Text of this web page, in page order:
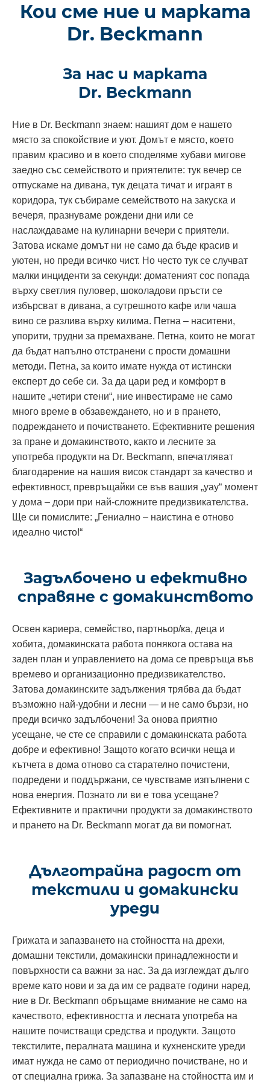
Кои сме ние и марката
Dr. Beckmann
За нас и марката
Dr. Beckmann
Ние в Dr. Beckmann знаем: нашият дом е нашето
място за спокойствие и уют. Домът е място, което
правим красиво и в което споделяме хубави мигове
заедно със семейството и приятелите: тук вечер се
отпускаме на дивана, тук децата тичат и играят в
коридора, тук събираме семейството на закуска и
вечеря, празнуваме рождени дни или се
наслаждаваме на кулинарни вечери с приятели.
Затова искаме домът ни не само да бъде красив и
уютен, но преди всичко чист. Но често тук се случват
малки инциденти за секунди: доматеният сос попада
върху светлия пуловер, шоколадови пръсти се
избърсват в дивана, а сутрешното кафе или чаша
вино се разлива върху килима. Петна – наситени,
упорити, трудни за премахване. Петна, които не могат
да бъдат напълно отстранени с прости домашни
методи. Петна, за които имате нужда от истински
експерт до себе си. За да цари ред и комфорт в
нашите „четири стени“, ние инвестираме не само
много време в обзавеждането, но и в прането,
подреждането и почистването. Ефективните решения
за пране и домакинството, както и лесните за
употреба продукти на Dr. Beckmann, впечатляват
благодарение на нашия висок стандарт за качество и
ефективност, превръщайки се във вашия „уау“ момент
у дома – дори при най‑сложните предизвикателства.
Ще си помислите: „Гениално – наистина е отново
идеално чисто!“
Задълбочено и ефективно
справяне с домакинството
Освен кариера, семейство, партньор/ка, деца и
хобита, домакинската работа понякога остава на
заден план и управлението на дома се превръща във
времево и организационно предизвикателство.
Затова домакинските задължения трябва да бъдат
възможно най‑удобни и лесни — и не само бързи, но
преди всичко задълбочени! За онова приятно
усещане, че сте се справили с домакинската работа
добре и ефективно! Защото когато всички неща и
кътчета в дома отново са старателно почистени,
подредени и поддържани, се чувстваме изпълнени с
нова енергия. Познато ли ви е това усещане?
Ефективните и практични продукти за домакинството
и прането на Dr. Beckmann могат да ви помогнат.
Дълготрайна радост от
текстили и домакински
уреди
Грижата и запазването на стойността на дрехи,
домашни текстили, домакински принадлежности и
повърхности са важни за нас. За да изглеждат дълго
време като нови и за да им се радвате години наред,
ние в Dr. Beckmann обръщаме внимание не само на
качеството, ефективността и лесната употреба на
нашите почистващи средства и продукти. Защото
текстилите, пералната машина и кухненските уреди
имат нужда не само от периодично почистване, но и
от специална грижа. За запазване на стойността им и